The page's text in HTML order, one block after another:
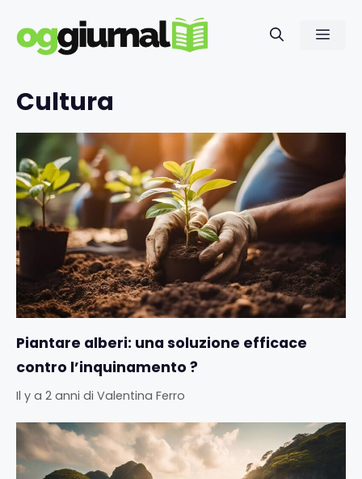
contenuto
Cultura
Piantare alberi: una soluzione efficace
contro l’inquinamento ?
Il y a 2 anni di Valentina Ferro